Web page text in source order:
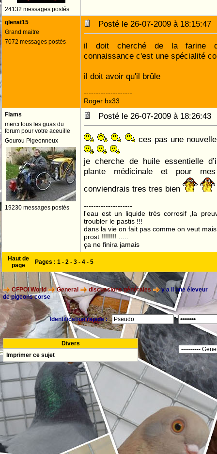
24132 messages postés
glenat15
Grand maitre
7072 messages postés
Posté le 26-07-2009 à
il doit cherché de la farine
connaissance c'est une spécialité
il doit avoir qu'il brûle
--------------------
Roger bx33
Flams
merci tous les guas du
forum pour votre aceuille
Gourou Pigeonneux
19230 messages postés
Posté le 26-07-2009 à
ces pas une
je cherche de huile essentielle
plante médicinale et pour
conviendrais tres tres bien
--------------------
l'eau est un liquide très corrosif ,la
troubler le pastis !!!
dans la vie on fait pas comme on veut
prost !!!!!!!! .....
ça ne finira jamais
Haut de
page
Pages : 1 - 2 - 3 - 4 - 5
CFPOI World General discussions générales
y a il une éleveur
de pigeons corse
Identification rapide :
Divers
Imprimer ce sujet